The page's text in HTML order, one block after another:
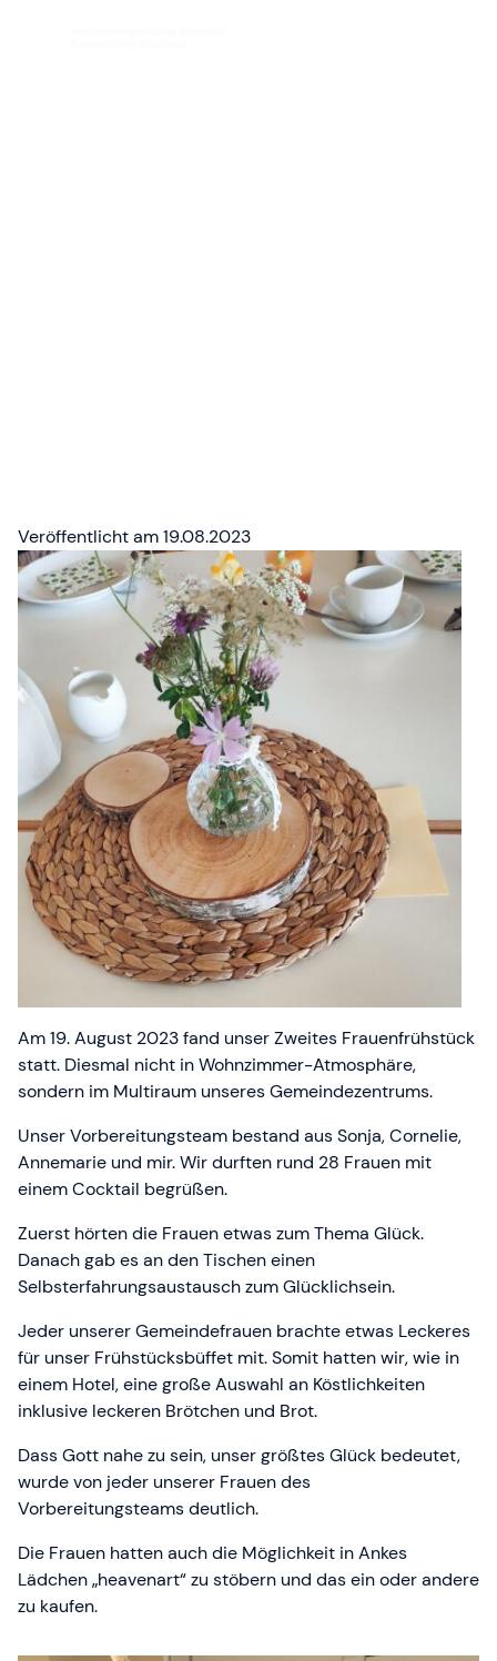
Veröffentlicht am 19.08.2023
Am 19. August 2023 fand unser Zweites Frauenfrühstück
statt. Diesmal nicht in Wohnzimmer-Atmosphäre,
sondern im Multiraum unseres Gemeindezentrums.
Unser Vorbereitungsteam bestand aus Sonja, Cornelie,
Annemarie und mir. Wir durften rund 28 Frauen mit
einem Cocktail begrüßen.
Zuerst hörten die Frauen etwas zum Thema Glück.
Danach gab es an den Tischen einen
Selbsterfahrungsaustausch zum Glücklichsein.
Jeder unserer Gemeindefrauen brachte etwas Leckeres
für unser Frühstücksbüffet mit. Somit hatten wir, wie in
einem Hotel, eine große Auswahl an Köstlichkeiten
inklusive leckeren Brötchen und Brot.
Dass Gott nahe zu sein, unser größtes Glück bedeutet,
wurde von jeder unserer Frauen des
Vorbereitungsteams deutlich.
Die Frauen hatten auch die Möglichkeit in Ankes
Lädchen „heavenart“ zu stöbern und das ein oder andere
zu kaufen.